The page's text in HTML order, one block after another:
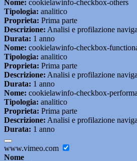
Nome: cookielawinfo-checkbox-others
Tipologia: analitico
Proprieta: Prima parte
Descrizione: Analisi e profilazione
Durata: 1 anno
Nome: cookielawinfo-checkbox-
Tipologia: analitico
Proprieta: Prima parte
Descrizione: Analisi e profilazione
Durata: 1 anno
Nome: cookielawinfo-checkbox-
Tipologia: analitico
Proprieta: Prima parte
Descrizione: Analisi e profilazione
Durata: 1 anno
www.vimeo.com
Nome